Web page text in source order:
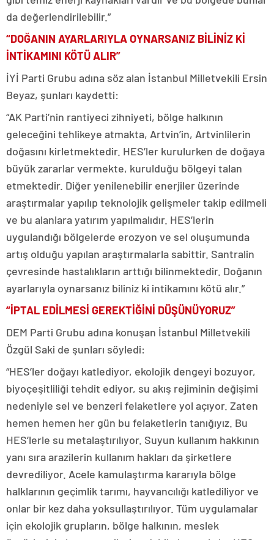
da değerlendirilebilir.”
“DOĞANIN AYARLARIYLA OYNARSANIZ BİLİNİZ Kİ
İNTİKAMINI KÖTÜ ALIR”
İYİ Parti Grubu adına söz alan İstanbul Milletvekili Ersin
Beyaz, şunları kaydetti:
“AK Parti’nin rantiyeci zihniyeti, bölge halkının
geleceğini tehlikeye atmakta, Artvin’in, Artvinlilerin
doğasını kirletmektedir. HES’ler kurulurken de doğaya
büyük zararlar vermekte, kurulduğu bölgeyi talan
etmektedir. Diğer yenilenebilir enerjiler üzerinde
araştırmalar yapılıp teknolojik gelişmeler takip edilmeli
ve bu alanlara yatırım yapılmalıdır. HES’lerin
uygulandığı bölgelerde erozyon ve sel oluşumunda
artış olduğu yapılan araştırmalarla sabittir. Santralin
çevresinde hastalıkların arttığı bilinmektedir. Doğanın
ayarlarıyla oynarsanız biliniz ki intikamını kötü alır.”
“İPTAL EDİLMESİ GEREKTİĞİNİ DÜŞÜNÜYORUZ”
DEM Parti Grubu adına konuşan İstanbul Milletvekili
Özgül Saki de şunları söyledi:
“HES’ler doğayı katlediyor, ekolojik dengeyi bozuyor,
biyoçeşitliliği tehdit ediyor, su akış rejiminin değişimi
nedeniyle sel ve benzeri felaketlere yol açıyor. Zaten
hemen hemen her gün bu felaketlerin tanığıyız. Bu
HES’lerle su metalaştırılıyor. Suyun kullanım hakkının
yanı sıra arazilerin kullanım hakları da şirketlere
devrediliyor. Acele kamulaştırma kararıyla bölge
halklarının geçimlik tarımı, hayvancılığı katlediliyor ve
onlar bir kez daha yoksullaştırılıyor. Tüm uygulamalar
için ekolojik grupların, bölge halkının, meslek